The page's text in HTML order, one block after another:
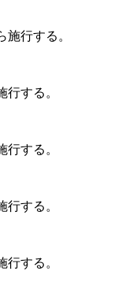
行する。
する。
する。
する。
する。